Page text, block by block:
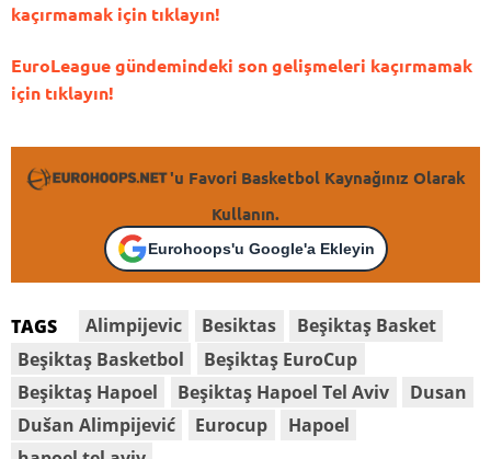
kaçırmamak için tıklayın!
EuroLeague gündemindeki son gelişmeleri kaçırmamak
için tıklayın!
'u Favori Basketbol Kaynağınız Olarak
Kullanın.
Eurohoops'u Google'a Ekleyin
TAGS Alimpijevic Besiktas
Beşiktaş Basket
Beşiktaş Basketbol
Beşiktaş EuroCup
Beşiktaş Hapoel
Beşiktaş Hapoel Tel Aviv
Dusan
Dušan Alimpijević
Eurocup
Hapoel